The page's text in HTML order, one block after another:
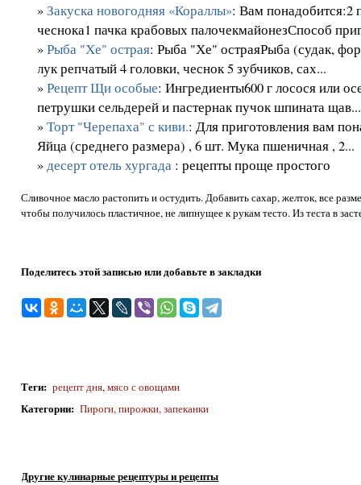
»Закуска новогодняя «Кораллы»: Вам понадобится:2
чеснока1 пачка крабовых палочекмайонезСпособ
»Рыба "Хе" острая: Рыба "Хе" остраяРыба (судак,
лук репчатый 4 головки, чеснок 5 зубчиков, сах...
»Рецепт Щи особые: Ингредиенты600 г лосося или
петрушки сельдерей и пастернак пучок шпината щав...
»Торт "Черепаха" с киви.: Для приготовления вам
Яйца (среднего размера) , 6 шт. Мука пшеничная , 2...
»десерт отель хургада : рецепты проще простого
Сливочное масло растопить и остудить. Добавить сахар, желток, все
чтобы получилось пластичное, не липнущее к рукам тесто. Из теста в
Поделитесь этой записью или добавьте в закладки
Теги: рецепт дня,мясо с овощами
Категории: Пироги, пирожки, запеканки
Другие кулинарные рецептуры и рецепты